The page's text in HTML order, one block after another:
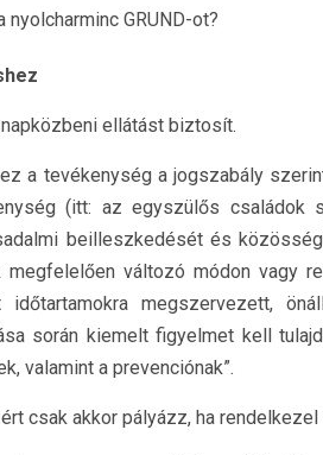
nyolcharminc GRUND-ot?
napközbeni ellátást biztosít.
ez a tevékenység a jogszabály
(itt: az egyszülős családok
beilleszkedését és
változó módon vagy
időtartamokra megszervezett,
során kiemelt figyelmet kell
valamint a prevenciónak”.
csak akkor pályázz, ha